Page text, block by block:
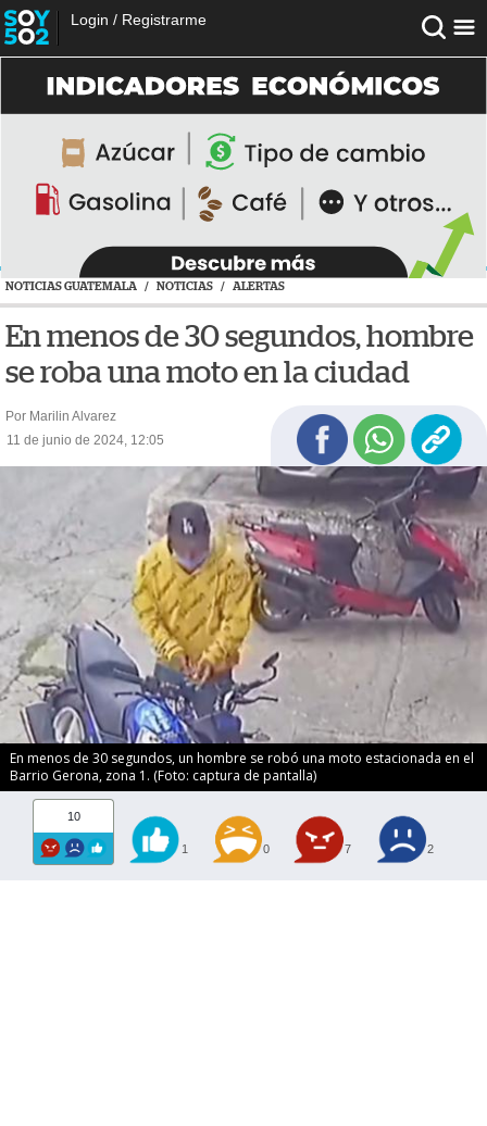
Login / Registrarme
NOTICIAS GUATEMALA / NOTICIAS / ALERTAS
En menos de 30 segundos, hombre
se roba una moto en la ciudad
Por Marilin Alvarez
11 de junio de 2024, 12:05
En menos de 30 segundos, un hombre se robó una moto estacionada en el
Barrio Gerona, zona 1. (Foto: captura de pantalla)
10
1 0 7 2